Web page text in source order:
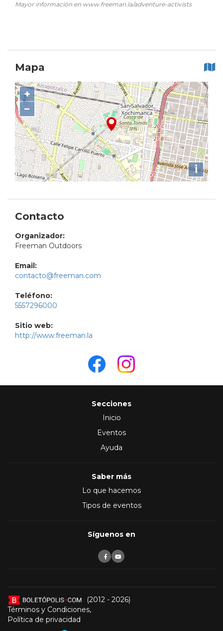
Mayor información en www.freeman.la/adventure-activists
Mapa
+
−
i
Contacto
Organizador:
Freeman Outdoors
Email:
contacto@freeman.com
Teléfono:
5557296000
Sitio web:
http://www.freeman.la
Secciones
Inicio
Eventos
Ayuda
Saber más
Lo que hacemos
Tipos de eventos
Síguenos en
(2012 - 2026)
Términos y Condiciones,
Política de privacidad